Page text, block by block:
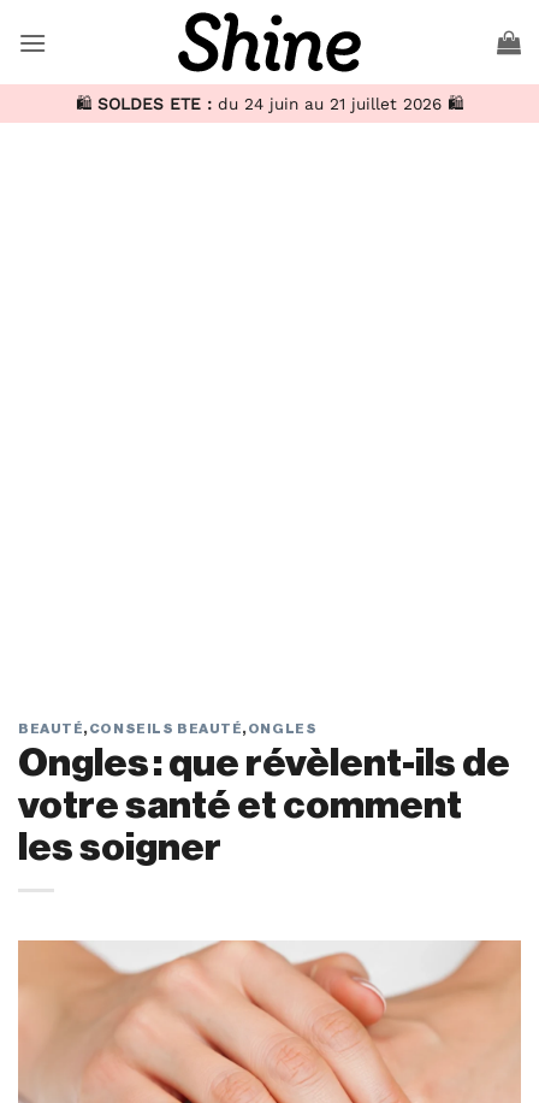
🛍️ SOLDES ETE : du 24 juin au 21 juillet 2026 🛍️
BEAUTÉ,CONSEILS BEAUTÉ,ONGLES
Ongles : que révèlent-ils de
votre santé et comment
les soigner